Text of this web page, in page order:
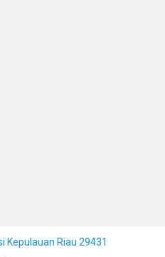
Kepulauan Riau 29431